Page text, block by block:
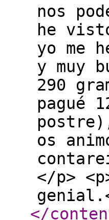
nos
he
yo me
y muy
290
pagué
os
</p>
</